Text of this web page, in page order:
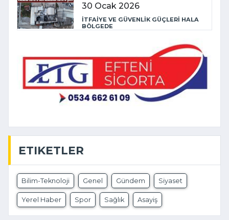
30 Ocak 2026
İTFAİYE VE GÜVENLİK GÜÇLERİ HALA
BÖLGEDE
ETIKETLER
Bilim-Teknoloji Genel Gündem Siyaset
Yerel Haber Spor Sağlık Asayiş